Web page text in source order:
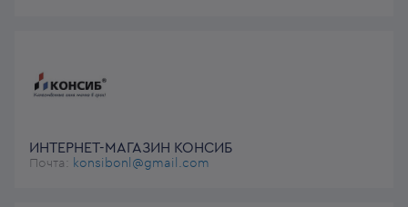
ИНТЕРНЕТ-МАГАЗИН КОНСИБ
Почта: konsibonl@gmail.com